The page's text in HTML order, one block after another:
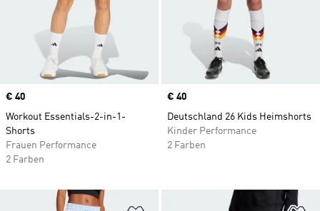
Price
€ 40
Workout Essentials-2-in-1-
Shorts
Frauen Performance
2 Farben
Price
€ 40
Deutschland 26 Kids Heimshorts
Kinder Performance
2 Farben